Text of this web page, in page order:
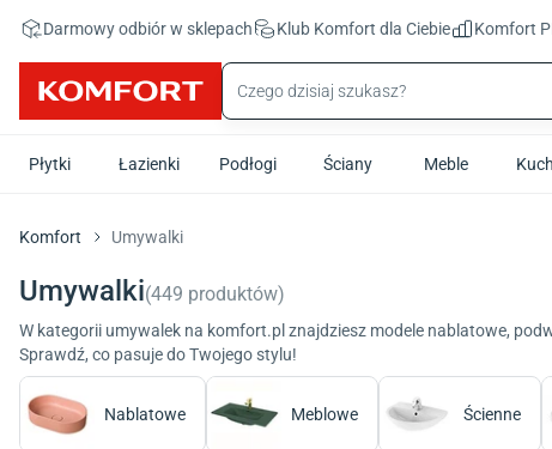
Darmowy odbiór w sklepach Klub Komfort dla Ciebie Komfort
Płytki Łazienki Podłogi Ściany Meble
Komfort Umywalki
Umywalki(449 produktów)
W kategorii umywalek na komfort.pl znajdziesz modele nablatowe,
Sprawdź, co pasuje do Twojego stylu!
Nablatowe Meblowe Ścienne